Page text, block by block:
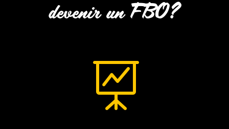
devenir un FBO?
